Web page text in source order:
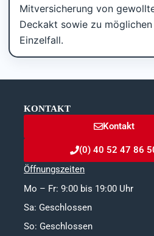
Mitversicherung von
Deckakt sowie zu
Einzelfall.
KONTAKT
Kontakt
(0) 40 52 47 86
Öffnungszeiten
Mo – Fr: 9:00 bis 19:00 Uhr
Sa: Geschlossen
So: Geschlossen